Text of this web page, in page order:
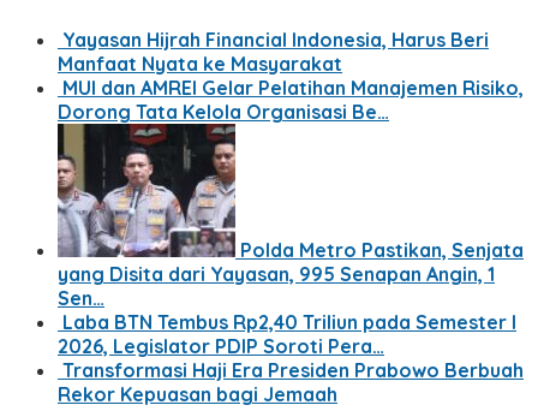
Yayasan Hijrah Financial Indonesia, Harus Beri
Manfaat Nyata ke Masyarakat
MUI dan AMREI Gelar Pelatihan Manajemen Risiko,
Dorong Tata Kelola Organisasi Be…
Polda Metro Pastikan, Senjata
yang Disita dari Yayasan, 995 Senapan Angin, 1
Sen…
Laba BTN Tembus Rp2,40 Triliun pada Semester I
2026, Legislator PDIP Soroti Pera…
Transformasi Haji Era Presiden Prabowo Berbuah
Rekor Kepuasan bagi Jemaah